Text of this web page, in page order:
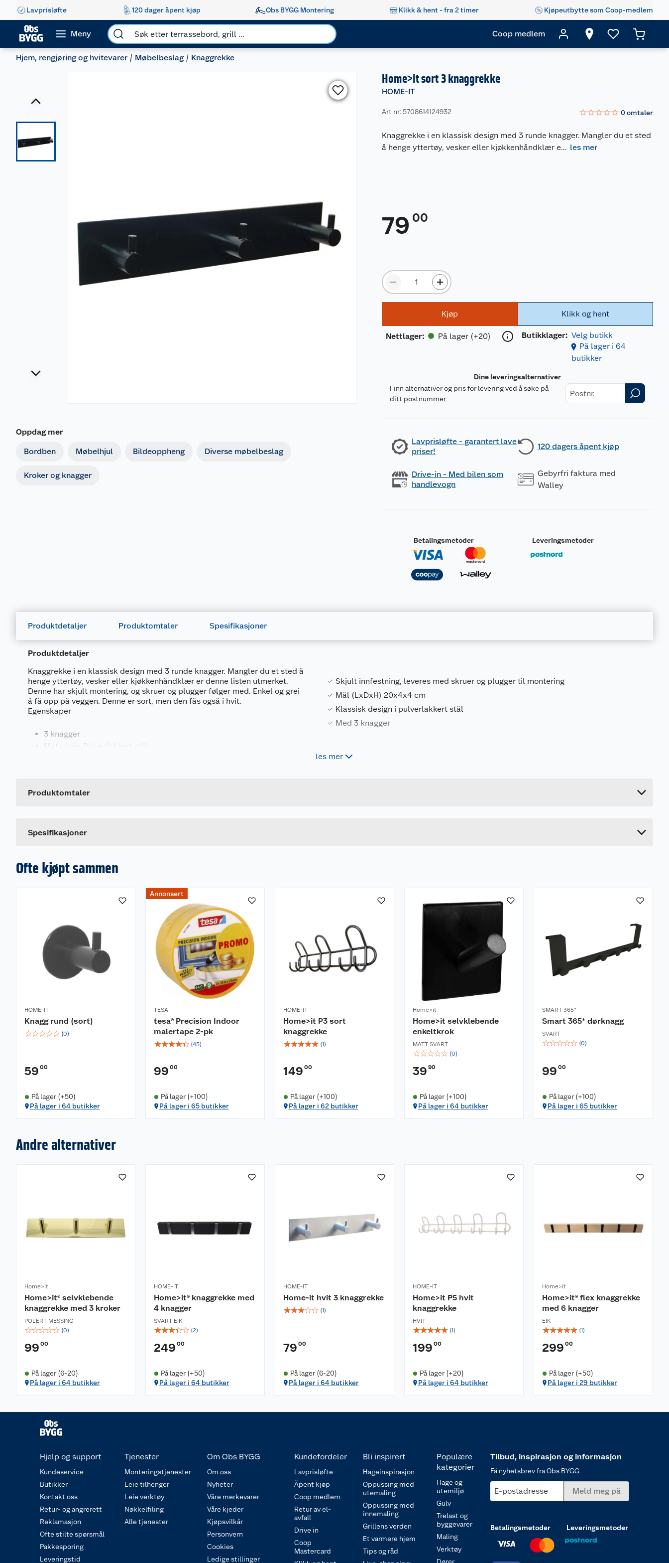
Lavprisløfte 120 dager åpent kjøp Obs BYGG Montering Klikk & hent - fra 2 timer Kjøpeutbytte som Coop-medlem
Meny Coop medlem
Hjem, rengjøring og hvitevarer Møbelbeslag Knaggrekke
Oppdag mer
Bordben Møbelhjul Bildeoppheng Diverse møbelbeslag
Kroker og knagger
Home>it sort 3 knaggrekke
HOME-IT
Art nr: 5708614124932 ☆☆☆☆☆ 0omtaler
Knaggrekke i en klassisk design med 3 runde knagger. Mangler du et sted
å henge yttertøy, vesker eller kjøkkenhåndklær e... les mer
79 00
Kjøp
Nettlager: På lager (+20)
Klikk og hent
Butikklager: Velg butikk
På lager i 64
butikker
Dine leveringsalternativer
Finn alternativer og pris for levering ved å søke på
ditt postnummer
Lavprisløfte - garantert lave
priser!
120 dagers åpent kjøp
Drive-in - Med bilen som
handlevogn
Gebyrfri faktura med
Walley
Betalingsmetoder Leveringsmetoder
Produktdetaljer Produktomtaler Spesifikasjoner
Produktdetaljer
Knaggrekke i en klassisk design med 3 runde knagger. Mangler du et sted å
henge yttertøy, vesker eller kjøkkenhåndklær er denne listen utmerket.
Denne har skjult montering, og skruer og plugger følger med. Enkel og grei
å få opp på veggen. Denne er sort, men den fås også i hvit.
Egenskaper
3 knagger
Materiale: Pulverlakkert stål
Leveres med skruer og plugger til montering.
Lengde: 20 cm
Skjult innfestning, leveres med skruer og plugger til montering
Mål (LxDxH) 20x4x4 cm
Klassisk design i pulverlakkert stål
Med 3 knagger
les mer
Produktomtaler
Spesifikasjoner
Leverandørens artikkelnummer
Forpakningsmål
Ofte kjøpt sammen
HOME-IT
Knagg rund (sort)
☆☆☆☆☆ (0)
59 00
På lager (+50)
På lager i 64 butikker
Annonsert
TESA
tesa® Precision Indoor
malertape 2-pk
☆☆☆☆☆ (45)
99 00
På lager (+100)
På lager i 65 butikker
HOME-IT
Home>it P3 sort
knaggrekke
☆☆☆☆☆ (1)
149 00
På lager (+100)
På lager i 62 butikker
Home>it
Home>it selvklebende
enkeltkrok
MATT SVART
☆☆☆☆☆ (0)
39 90
På lager (+100)
På lager i 64 butikker
SMART 365*
Smart 365* dørknagg
SVART
☆☆☆☆☆ (0)
99 00
På lager (+100)
På lager i 65 butikker
Andre alternativer
Home>it
Home>it® selvklebende
knaggrekke med 3 kroker
POLERT MESSING
☆☆☆☆☆ (0)
99 00
På lager (6-20)
På lager i 64 butikker
HOME-IT
Home>it® knaggrekke med
4 knagger
SVART EIK
☆☆☆☆☆ (2)
249 00
På lager (+50)
På lager i 64 butikker
HOME-IT
Home-it hvit 3 knaggrekke
☆☆☆☆☆ (1)
79 00
På lager (6-20)
På lager i 64 butikker
HOME-IT
Home>it P5 hvit
knaggrekke
HVIT
☆☆☆☆☆ (1)
199 00
På lager (+20)
På lager i 64 butikker
Home>it
Home>it® flex knaggrekke
med 6 knagger
EIK
☆☆☆☆☆ (1)
299 00
På lager (+50)
På lager i 29 butikker
Hjelp og support
Kundeservice
Butikker
Kontakt oss
Retur- og angrerett
Reklamasjon
Ofte stilte spørsmål
Pakkesporing
Leveringstid
Tjenester
Monteringstjenester
Leie tilhenger
Leie verktøy
Nøkkelfiling
Alle tjenester
Om Obs BYGG
Om oss
Nyheter
Våre merkevarer
Våre kjeder
Kjøpsvilkår
Personvern
Cookies
Ledige stillinger
Kundefordeler
Lavprisløfte
Åpent kjøp
Coop medlem
Retur av el-
avfall
Drive in
Coop
Mastercard
Bli inspirert
Hageinspirasjon
Oppussing med
utemaling
Oppussing med
innemaling
Grillens verden
Et varmere hjem
Tips og råd
Populære
kategorier
Hage og
utemiljø
Gulv
Trelast og
byggevarer
Maling
Verktøy
Tilbud, inspirasjon og informasjon
Få nyhetsbrev fra Obs BYGG
E-postadresse Meld meg på
Betalingsmetoder Leveringsmetoder